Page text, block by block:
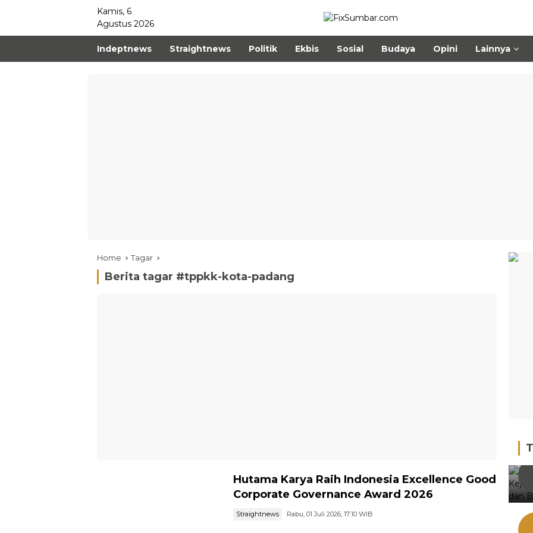
Kamis, 6
Agustus 2026
Indeptnews Straightnews Politik Ekbis Sosial Budaya Opini Lainnya
Home Tagar
Berita tagar #tppkk-kota-padang
Hutama Karya Raih Indonesia Excellence Good
Corporate Governance Award 2026
Straightnews Rabu, 01 Juli 2026, 17:10 WIB